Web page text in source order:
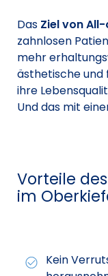
Das Ziel von
zahnlosen
mehr
ästhetische und
ihre
Und das mit
Vorteile
im
Kein